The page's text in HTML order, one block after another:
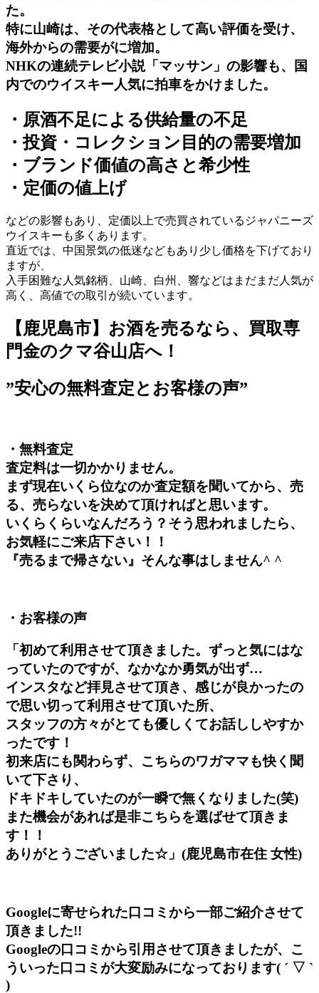
た。
特に山崎は、その代表格として高い評価を受け、
海外からの需要がに増加。
NHKの連続テレビ小説「マッサン」の影響も、国
内でのウイスキー人気に拍車をかけました。
・原酒不足による供給量の不足
・投資・コレクション目的の需要増加
・ブランド価値の高さと希少性
・定価の値上げ
などの影響もあり、定価以上で売買されているジャパニーズ
ウイスキーも多くあります。
直近では、中国景気の低迷などもあり少し価格を下げており
ますが、
入手困難な人気銘柄、山崎、白州、響などはまだまだ人気が
高く、高値での取引が続いています。
【鹿児島市】お酒を売るなら、買取専
門金のクマ谷山店へ！
”安心の無料査定とお客様の声”
・無料査定
査定料は一切かかりません。
まず現在いくら位なのか査定額を聞いてから、売
る、売らないを決めて頂ければと思います。
いくらくらいなんだろう？そう思われましたら、
お気軽にご来店下さい！！
『売るまで帰さない』そんな事はしません^ ^
・お客様の声
「初めて利用させて頂きました。ずっと気にはな
っていたのですが、なかなか勇気が出ず…
インスタなど拝見させて頂き、感じが良かったの
で思い切って利用させて頂いた所、
スタッフの方々がとても優しくてお話ししやすか
ったです！
初来店にも関わらず、こちらのワガママも快く聞
いて下さり、
ドキドキしていたのが一瞬で無くなりました(笑)
また機会があれば是非こちらを選ばせて頂きま
す！！
ありがとうございました☆」(鹿児島市在住 女性)
Googleに寄せられた口コミから一部ご紹介させて
頂きました!!
Googleの口コミから引用させて頂きましたが、こ
ういった口コミが大変励みになっております( ´ ▽ `
)